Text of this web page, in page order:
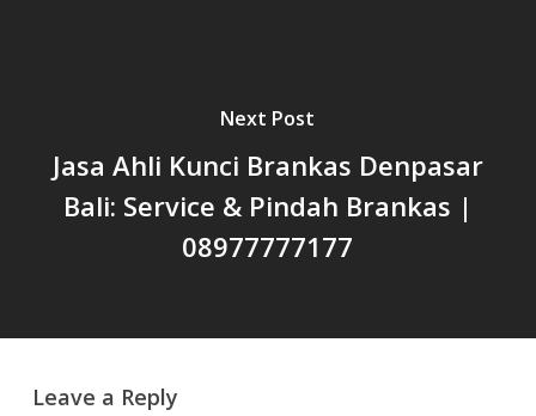
Next Post
Jasa Ahli Kunci Brankas Denpasar
Bali: Service & Pindah Brankas |
08977777177
Leave a Reply